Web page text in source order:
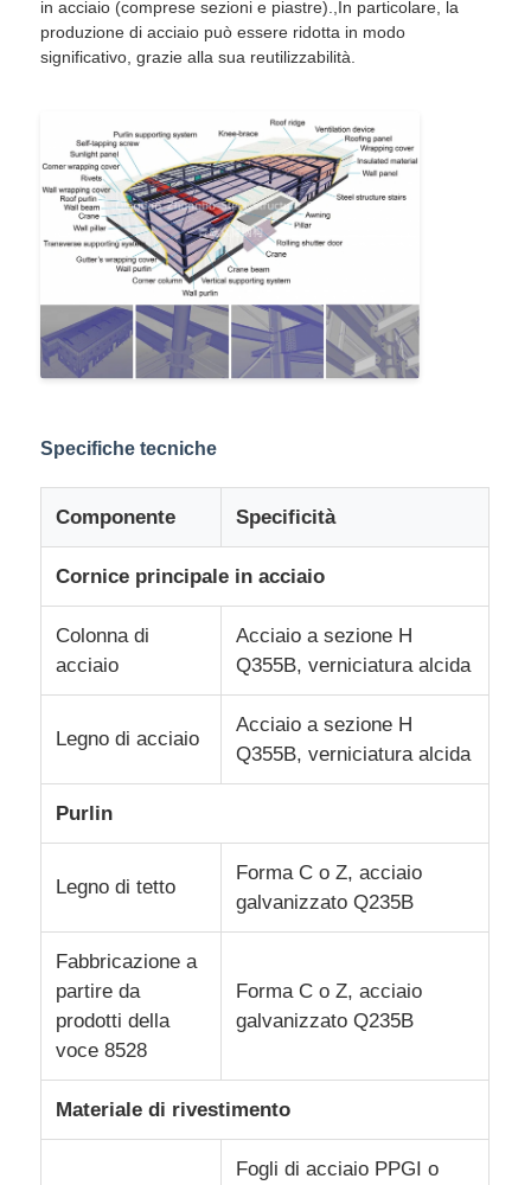
magazzino con struttura in acciaio
Edifici commerciali in acciaio
Strutture di mining
Hangar per aerei con struttura in acciaio
Materiale strutturale in acciaio
Pollaio con struttura in acciaio
Struttura in acciaio Torre del serbatoio dell'acqua
Costruzione di costruzioni per la struttura in acciaio
Struttura in acciaio verniciata a polvere
in acciaio (comprese sezioni e piastre).,In particolare, la
produzione di acciaio può essere ridotta in modo
significativo, grazie alla sua reutilizzabilità.
Specifiche tecniche
Componente Specificità
Cornice principale in acciaio
Colonna di
acciaio
Acciaio a sezione H
Q355B, verniciatura alcida
Legno di acciaio
Acciaio a sezione H
Q355B, verniciatura alcida
Purlin
Legno di tetto
Forma C o Z, acciaio
galvanizzato Q235B
Fabbricazione a
partire da
prodotti della
voce 8528
Forma C o Z, acciaio
galvanizzato Q235B
Materiale di rivestimento
Fogli di acciaio PPGI o